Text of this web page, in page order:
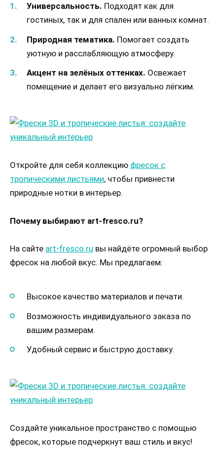
Универсальность. Подходят как для
гостиных, так и для спален или ванных комнат.
Природная тематика. Помогает создать
уютную и расслабляющую атмосферу.
Акцент на зелёных оттенках. Освежает
помещение и делает его визуально лёгким.
Откройте для себя коллекцию фресок с
тропическими листьями, чтобы привнести
природные нотки в интерьер.
Почему выбирают art-fresco.ru?
На сайте art-fresco.ru вы найдёте огромный выбор
фресок на любой вкус. Мы предлагаем:
Высокое качество материалов и печати.
Возможность индивидуального заказа по
вашим размерам.
Удобный сервис и быструю доставку.
Создайте уникальное пространство с помощью
фресок, которые подчеркнут ваш стиль и вкус!